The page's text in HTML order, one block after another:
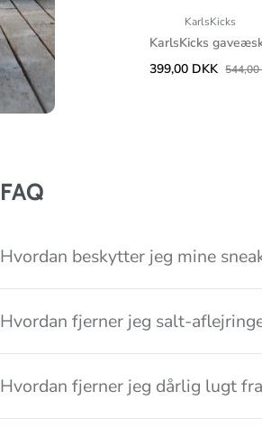
KarlsKicks
KarlsKicks
399,00 DKK 544,00
FAQ
Hvordan beskytter jeg mine
Hvordan fjerner jeg salt-
Hvordan fjerner jeg dårlig lugt